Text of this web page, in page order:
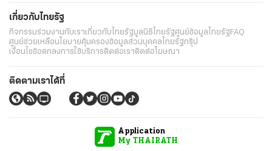
เกี่ยวกับไทยรัฐ
กิจกรรมร่วมงานกับเราเกี่ยวกับไทยรัฐมูลนิธิไทยรัฐศูนย์ข้อมูลไทยรัฐFAQ
ศูนย์ช่วยเหลือนโยบายคุ้มครองข้อมูลส่วนบุคคลไทยรัฐกรุ๊ป
เงื่อนไขข้อตกลงการใช้บริการติดต่อเราติดต่อโฆษณา
ติดตามเราได้ที่
Application
My THAIRATH